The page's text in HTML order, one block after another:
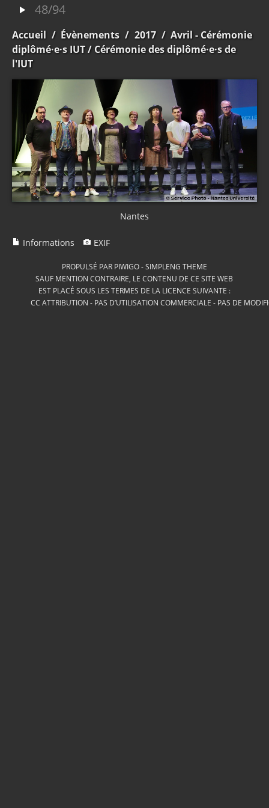
48/94
Accueil / Évènements / 2017 / Avril - Cérémonie
diplômé·e·s IUT/ Cérémonie des diplômé·e·s de
l'IUT
Nantes
Informations EXIF
PROPULSÉ PAR PIWIGO-SIMPLENG THEME
SAUF MENTION CONTRAIRE, LE CONTENU DE CE SITE WEB
EST PLACÉ SOUS LES TERMES DE LA LICENCE SUIVANTE :
CC ATTRIBUTION - PAS D’UTILISATION COMMERCIALE - PAS DE